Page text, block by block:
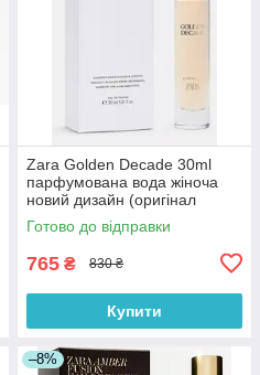
Zara Golden Decade 30ml
парфумована вода жіноча
новий дизайн (оригінал
оригінал Іспанія)
Готово до відправки
765 ₴ 830 ₴
Купити
–8%